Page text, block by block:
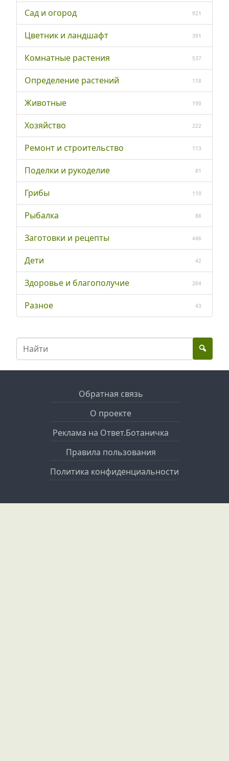
Сад и огород 921
Цветник и ландшафт 391
Комнатные растения 537
Определение растений 118
Животные 190
Хозяйство 222
Ремонт и строительство 113
Поделки и рукоделие 81
Грибы 110
Рыбалка 88
Заготовки и рецепты 446
Дети 42
Здоровье и благополучие 204
Разное 43
Обратная связь
О проекте
Реклама на Ответ.Ботаничка
Правила пользования
Политика конфиденциальности